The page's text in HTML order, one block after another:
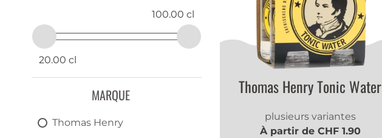
20.00 cl
100.00 cl
MARQUE
Thomas Henry
Thomas Henry Tonic Water
plusieurs variantes
À partir de CHF 1.90